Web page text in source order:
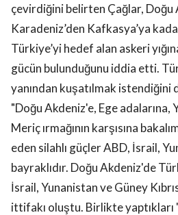
çevirdiğini belirten Çağlar, Doğu
Karadeniz’den Kafkasya’ya
Türkiye’yi hedef alan askeri
gücün bulunduğunu iddia etti.
yanından kuşatılmak istendiğini
"Doğu Akdeniz'e, Ege adalarına,
Meriç ırmağının karşısına
eden silahlı güçler ABD, İsrail,
bayraklıdır. Doğu Akdeniz'de
İsrail, Yunanistan ve Güney
ittifakı oluştu. Birlikte yaptıkları